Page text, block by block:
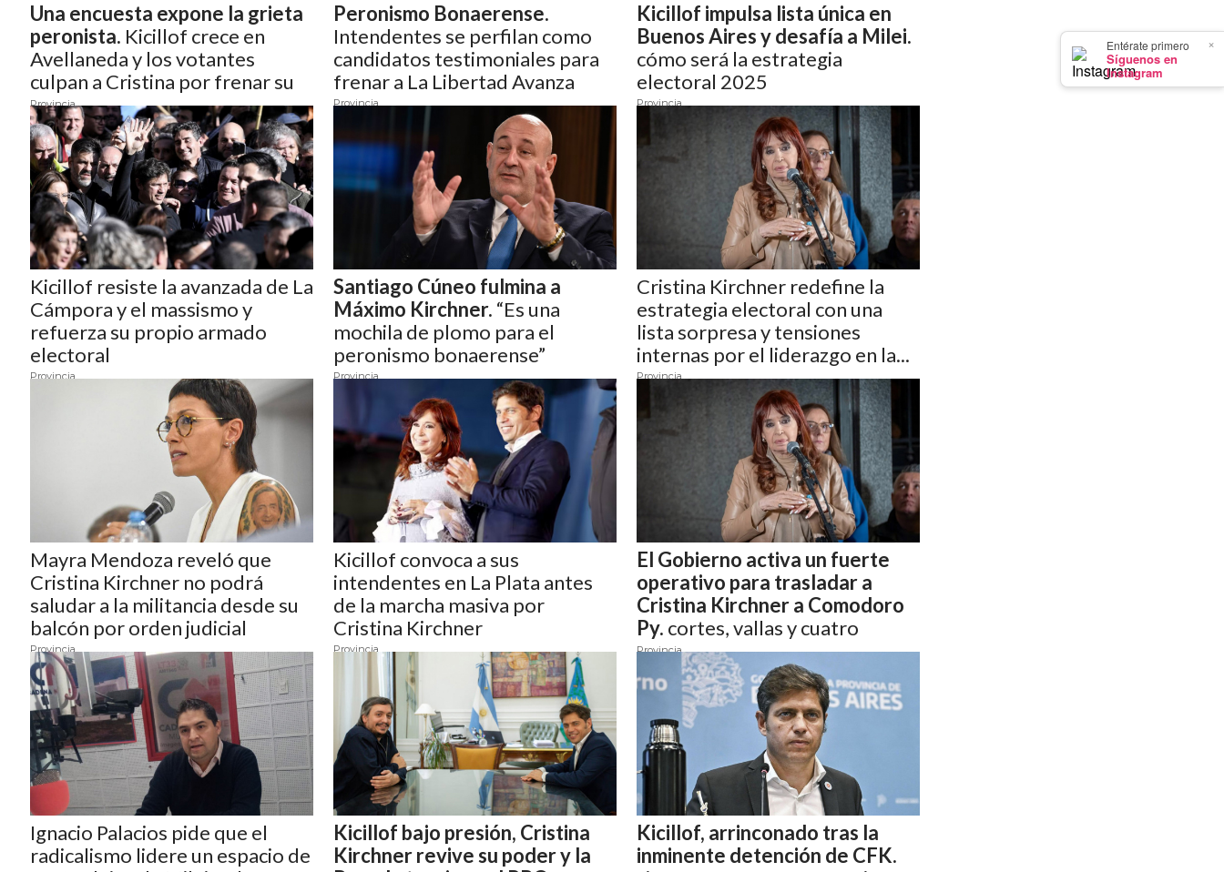
×
Entérate primero
Síguenos en
Instagram
PRIVACIDAD
MAPA
SITIO
DIARIO
TAPA
DEL
DIA
DIARIO
REPORTERO
DIARIO
DEPORTIVO
GRUPO
DE
MEDIOS
CLAVE
PERGAMINO
NOTICIAS
ROJAS
NOTICIAS
DE
ARRECIFES
NOTICIAS
DE
SALTO
ZÁRATE
Y
CAMPANA
Una encuesta expone la grieta
peronista. Kicillof crece en
Avellaneda y los votantes
culpan a Cristina por frenar su
ascenso
Provincia
Peronismo Bonaerense.
Intendentes se perfilan como
candidatos testimoniales para
frenar a La Libertad Avanza
Provincia
Kicillof impulsa lista única en
Buenos Aires y desafía a Milei.
cómo será la estrategia
electoral 2025
Provincia
Kicillof resiste la avanzada de La
Cámpora y el massismo y
refuerza su propio armado
electoral
Provincia
Santiago Cúneo fulmina a
Máximo Kirchner. “Es una
mochila de plomo para el
peronismo bonaerense”
Provincia
Cristina Kirchner redefine la
estrategia electoral con una
lista sorpresa y tensiones
internas por el liderazgo en la...
Provincia
Mayra Mendoza reveló que
Cristina Kirchner no podrá
saludar a la militancia desde su
balcón por orden judicial
Provincia
Kicillof convoca a sus
intendentes en La Plata antes
de la marcha masiva por
Cristina Kirchner
Provincia
El Gobierno activa un fuerte
operativo para trasladar a
Cristina Kirchner a Comodoro
Py. cortes, vallas y cuatro
fuerzas federales
Provincia
Ignacio Palacios pide que el
radicalismo lidere un espacio de
Kicillof bajo presión, Cristina
Kirchner revive su poder y la
Kicillof, arrinconado tras la
inminente detención de CFK.